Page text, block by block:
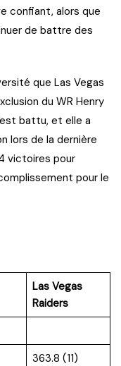
confiant, alors que
de battre des
que Las Vegas
du WR Henry
battu, et elle a
lors de la dernière
victoires pour
pour le
Las Vegas
Raiders
363.8 (11)